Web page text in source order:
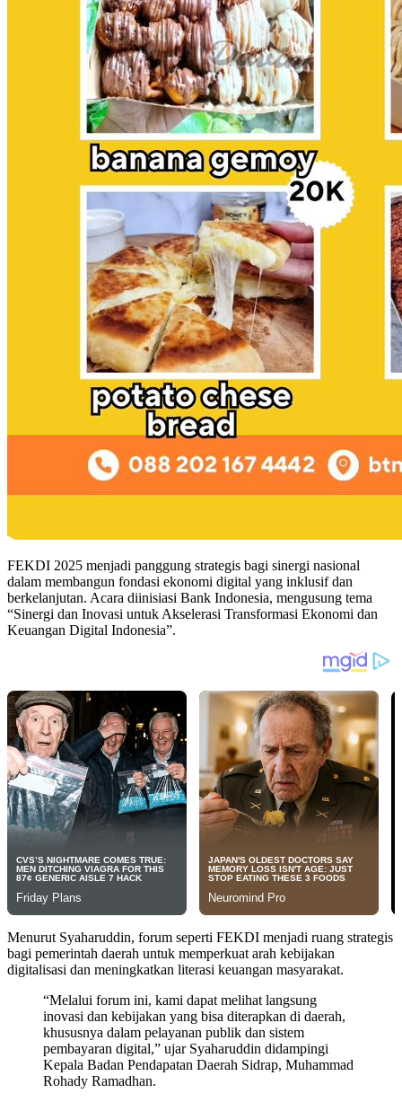
FEKDI 2025 menjadi panggung strategis bagi sinergi nasional
dalam membangun fondasi ekonomi digital yang inklusif dan
berkelanjutan. Acara diinisiasi Bank Indonesia, mengusung tema
“Sinergi dan Inovasi untuk Akselerasi Transformasi Ekonomi dan
Keuangan Digital Indonesia”.
Menurut Syaharuddin, forum seperti FEKDI menjadi ruang strategis
bagi pemerintah daerah untuk memperkuat arah kebijakan
digitalisasi dan meningkatkan literasi keuangan masyarakat.
“Melalui forum ini, kami dapat melihat langsung
inovasi dan kebijakan yang bisa diterapkan di daerah,
khususnya dalam pelayanan publik dan sistem
pembayaran digital,” ujar Syaharuddin didampingi
Kepala Badan Pendapatan Daerah Sidrap, Muhammad
Rohady Ramadhan.